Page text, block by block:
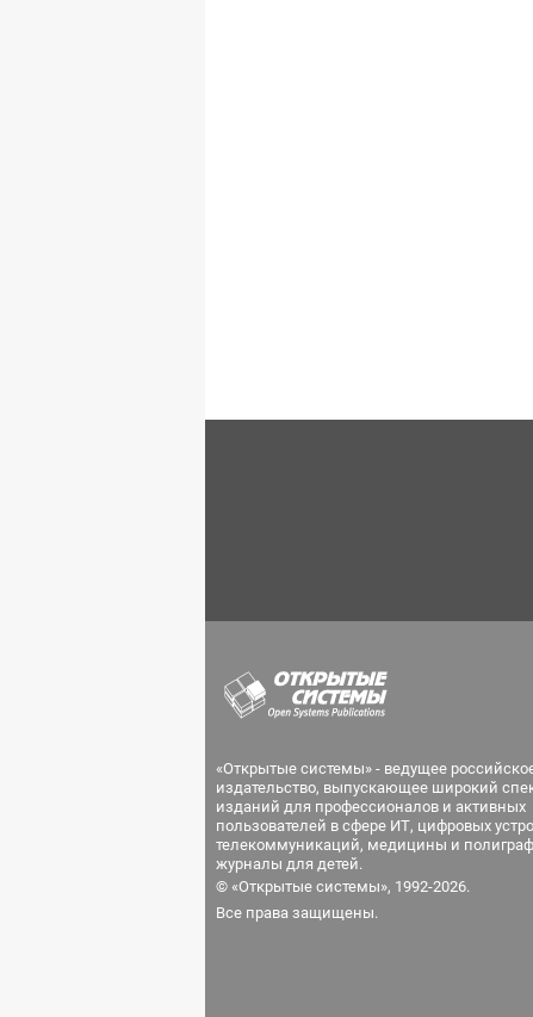
«Открытые системы» - ведущее
издательство, выпускающее широкий
изданий для профессионалов и активных
пользователей в сфере ИТ, цифровых
телекоммуникаций, медицины и
журналы для детей.
© «Открытые системы», 1992-2026.
Все права защищены.